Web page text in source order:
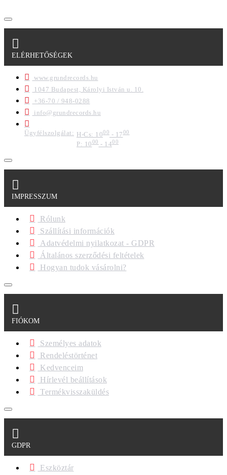
ELÉRHETŐSÉGEK
www.grundrecords.hu
1047 Budapest, Károlyi István u. 10.
+36-70 / 948-0288
info@grundrecords.hu
Ügyfélszolgálat: H-Cs: 1000 - 1700
P: 1000- 1400
IMPRESSZUM
Rólunk
Szállítási információk
Adatvédelmi nyilatkozat - GDPR
Általános szerződési feltételek
Hogyan tudok vásárolni?
FIÓKOM
Személyes adatok
Rendeléstörténet
Kedvenceim
Hírlevél beállítások
Termékvisszaküldés
GDPR
Eszköztár